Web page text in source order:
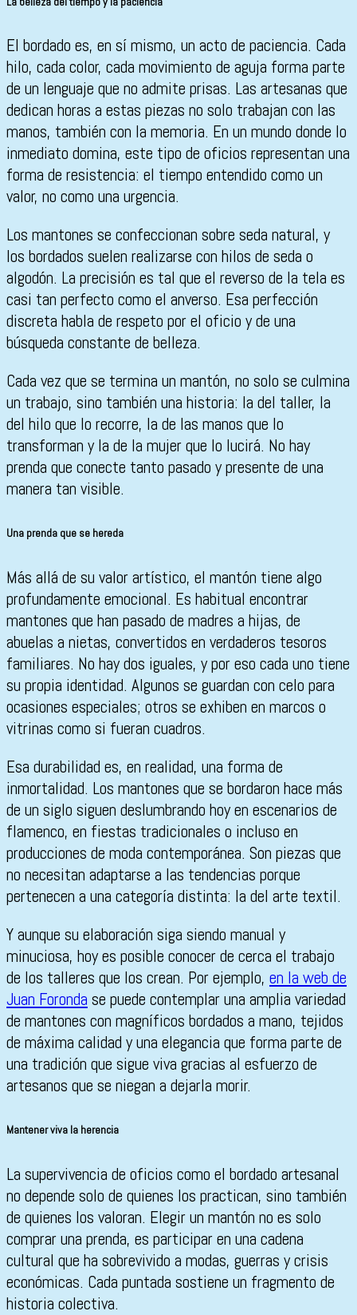
El bordado es, en sí mismo, un acto de paciencia. Cada
hilo, cada color, cada movimiento de aguja forma parte
de un lenguaje que no admite prisas. Las artesanas que
dedican horas a estas piezas no solo trabajan con las
manos, también con la memoria. En un mundo donde lo
inmediato domina, este tipo de oficios representan una
forma de resistencia: el tiempo entendido como un
valor, no como una urgencia.
Los mantones se confeccionan sobre seda natural, y
los bordados suelen realizarse con hilos de seda o
algodón. La precisión es tal que el reverso de la tela es
casi tan perfecto como el anverso. Esa perfección
discreta habla de respeto por el oficio y de una
búsqueda constante de belleza.
Cada vez que se termina un mantón, no solo se culmina
un trabajo, sino también una historia: la del taller, la
del hilo que lo recorre, la de las manos que lo
transforman y la de la mujer que lo lucirá. No hay
prenda que conecte tanto pasado y presente de una
manera tan visible.
Una prenda que se hereda
Más allá de su valor artístico, el mantón tiene algo
profundamente emocional. Es habitual encontrar
mantones que han pasado de madres a hijas, de
abuelas a nietas, convertidos en verdaderos tesoros
familiares. No hay dos iguales, y por eso cada uno tiene
su propia identidad. Algunos se guardan con celo para
ocasiones especiales; otros se exhiben en marcos o
vitrinas como si fueran cuadros.
Esa durabilidad es, en realidad, una forma de
inmortalidad. Los mantones que se bordaron hace más
de un siglo siguen deslumbrando hoy en escenarios de
flamenco, en fiestas tradicionales o incluso en
producciones de moda contemporánea. Son piezas que
no necesitan adaptarse a las tendencias porque
pertenecen a una categoría distinta: la del arte textil.
Y aunque su elaboración siga siendo manual y
minuciosa, hoy es posible conocer de cerca el trabajo
de los talleres que los crean. Por ejemplo, en la web de
Juan Foronda se puede contemplar una amplia variedad
de mantones con magníficos bordados a mano, tejidos
de máxima calidad y una elegancia que forma parte de
una tradición que sigue viva gracias al esfuerzo de
artesanos que se niegan a dejarla morir.
Mantener viva la herencia
La supervivencia de oficios como el bordado artesanal
no depende solo de quienes los practican, sino también
de quienes los valoran. Elegir un mantón no es solo
comprar una prenda, es participar en una cadena
cultural que ha sobrevivido a modas, guerras y crisis
económicas. Cada puntada sostiene un fragmento de
historia colectiva.